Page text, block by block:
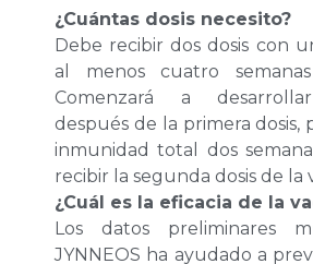
¿Cuántas dosis necesito?
Debe recibir dos dosis con
al menos cuatro
Comenzará a
después de la primera dosis,
inmunidad total dos
recibir la segunda dosis de la
¿Cuál es la eficacia de la
Los datos preliminares
JYNNEOS ha ayudado a